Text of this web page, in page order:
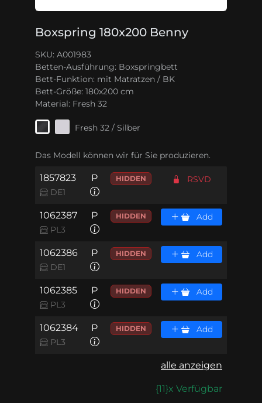
Boxspring 180x200 Benny
SKU: A001983
Betten-Ausführung: Boxspringbett
Bett-Funktion: mit Matratzen / BK
Bett-Größe: 180x200 cm
Material: Fresh 32
Fresh 32 / Silber
Das Modell können wir für Sie produzieren.
1857823
DE1
P HIDDEN RSVD
1062387
PL3
P HIDDEN Add
1062386
DE1
P HIDDEN Add
1062385
PL3
P HIDDEN Add
1062384
PL3
P HIDDEN Add
alle anzeigen
{11}x Verfügbar